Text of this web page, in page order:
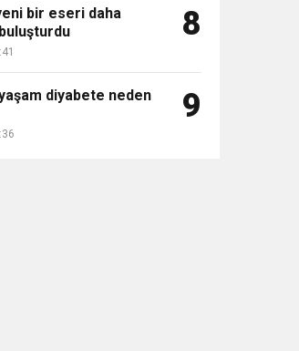
bir eseri daha
8
diyabete neden
9